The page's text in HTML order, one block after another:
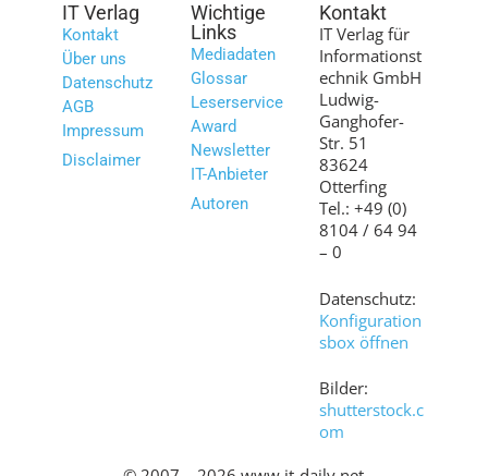
IT Verlag
Kontakt
Über uns
Datenschutz
AGB
Impressum
Disclaimer
Wichtige
Links
Mediadaten
Glossar
Leserservice
Award
Newsletter
IT-Anbieter
Autoren
Kontakt
IT Verlag für
Informationst
echnik GmbH
Ludwig-
Ganghofer-
Str. 51
83624
Otterfing
Tel.: +49 (0)
8104 / 64 94
– 0
Datenschutz:
Konfiguration
sbox öffnen
Bilder:
shutterstock.c
om